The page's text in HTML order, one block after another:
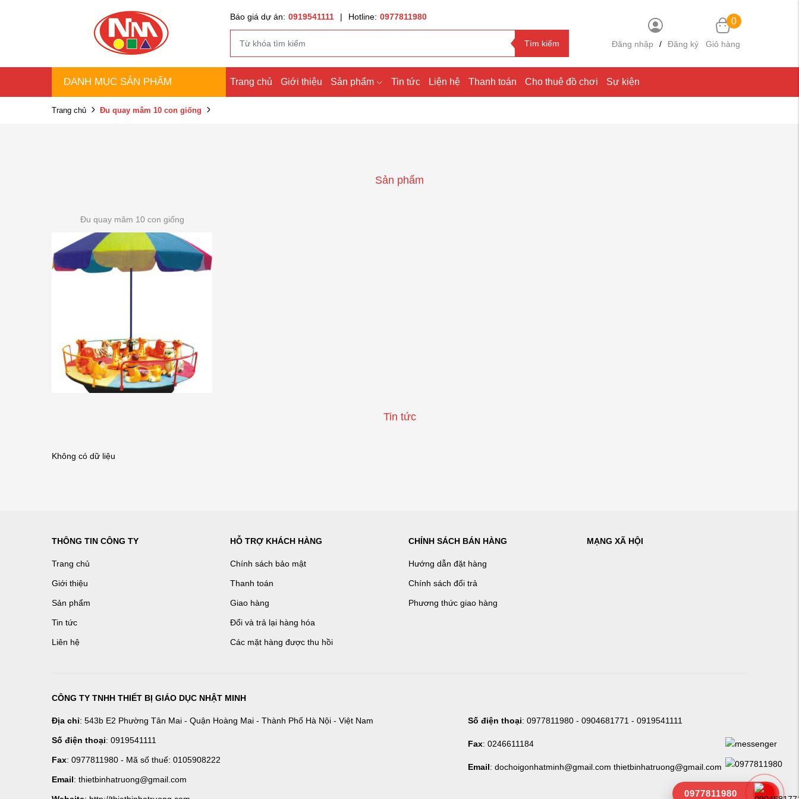
Báo giá dự án: 0919541111 | Hotline: 0977811980
Tìm kiếm Đăng nhập / Đăng ký
0
Giỏ hàng
DANH MỤC SẢN PHẨM Trang chủ Giới thiệu Sản phẩm Tin tức Liện hệ Thanh toán Cho thuê đồ chơi Sự kiện
Trang chủ Đu quay mâm 10 con giống
Sản phẩm
Đu quay mâm 10 con giống
Tin tức
Không có dữ liệu
THÔNG TIN CÔNG TY
Trang chủ
Giới thiệu
Sản phẩm
Tin tức
Liên hệ
HỖ TRỢ KHÁCH HÀNG
Chính sách bảo mật
Thanh toán
Giao hàng
Đổi và trả lại hàng hóa
Các mặt hàng được thu hồi
CHÍNH SÁCH BÁN HÀNG
Hướng dẫn đặt hàng
Chính sách đổi trả
Phương thức giao hàng
MẠNG XÃ HỘI
CÔNG TY TNHH THIẾT BỊ GIÁO DỤC NHẬT MINH
Địa chỉ: 543b E2 Phường Tân Mai - Quận Hoàng Mai - Thành Phố Hà Nội - Việt Nam
Số điện thoại: 0919541111
Fax: 0977811980 - Mã số thuế: 0105908222
Email: thietbinhatruong@gmail.com
Số điện thoại: 0977811980 - 0904681771 - 0919541111
Fax: 0246611184
Email: dochoigonhatminh@gmail.com thietbinhatruong@gmail.com
0977811980